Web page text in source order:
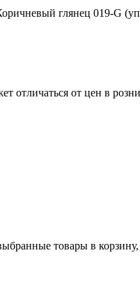
глянец 019-G
отличаться от цен в
товары в